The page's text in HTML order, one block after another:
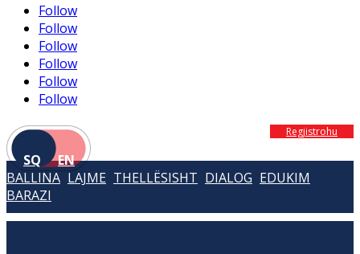
Follow
Follow
Follow
Follow
Follow
Follow
SQ EN
Regjistrohu
BALLINA LAJME THELLËSISHT DIALOG EDUKIM
BARAZI